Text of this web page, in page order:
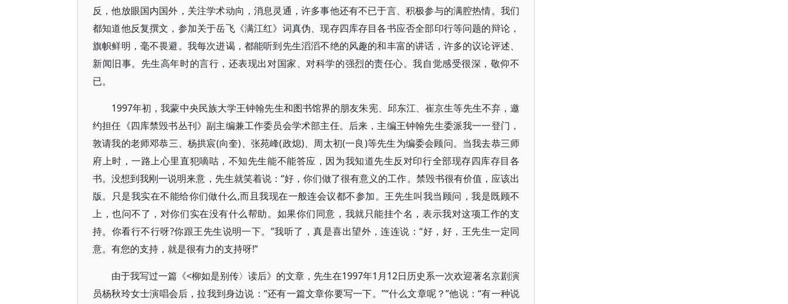
反，他放眼国内国外，关注学术动向，消息灵通，许多事他还有不已于言、积极参与的满腔热情。我们
都知道他反复撰文，参加关于岳飞《满江红》词真伪、现存四库存目各书应否全部印行等问题的辩论，
旗帜鲜明，毫不畏避。我每次进谒，都能听到先生滔滔不绝的风趣的和丰富的讲话，许多的议论评述、
新闻旧事。先生高年时的言行，还表现出对国家、对科学的强烈的责任心。我自觉感受很深，敬仰不
已。
1997年初，我蒙中央民族大学王钟翰先生和图书馆界的朋友朱宪、邱东江、崔京生等先生不弃，邀
约担任《四库禁毁书丛刊》副主编兼工作委员会学术部主任。后来，主编王钟翰先生委派我一一登门，
敦请我的老师邓恭三、杨拱宸(向奎)、张苑峰(政熄)、周太初(一良)等先生为编委会顾问。当我去恭三师
府上时，一路上心里直犯嘀咕，不知先生能不能答应，因为我知道先生反对印行全部现存四库存目各
书。没想到我刚一说明来意，先生就笑着说：“好，你们做了很有意义的工作。禁毁书很有价值，应该出
版。只是我实在不能给你们做什么,而且我现在一般连会议都不参加。王先生叫我当顾问，我是既顾不
上，也问不了，对你们实在没有什么帮助。如果你们同意，我就只能挂个名，表示我对这项工作的支
持。你看行不行呀?你跟王先生说明一下。”我听了，真是喜出望外，连连说：“好，好，王先生一定同
意。有您的支持，就是很有力的支持呀!”
由于我写过一篇《<柳如是别传〉读后》的文章，先生在1997年1月12日历史系一次欢迎著名京剧演
员杨秋玲女士演唱会后，拉我到身边说：“还有一篇文章你要写一下。”“什么文章呢？”他说：“有一种说